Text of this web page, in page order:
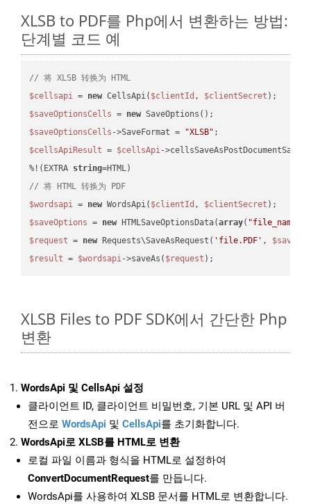
XLSB to PDF를 Php에서 변환하는 방법:
단계별 코드 예
// 将 XLSB 转换为 HTML
$cellsapi = new CellsApi( $clientId , $clientSecret
$saveOptionsCells = new
$saveOptionsCells ->SaveFormat = "XLSB"
$cellsApiResult = $cellsApi-
%!(EXTRA string
// 将 HTML 转换为 PDF
$wordsapi = new WordsApi( $clientId , $clientSecret
$saveOptions = new HTMLSaveOptionsData(array( "file_name"
$request = new Requests\SaveAsRequest( 'file.PDF' ,
$result = $wordsapi->saveAs( $request
XLSB Files to PDF SDK에서 간단한 Php
변환
WordsApi 및 CellsApi 설정
클라이언트 ID, 클라이언트 비밀번호, 기본 URL 및 API 버
전으로 WordsApi 및 CellsApi를 초기화합니다.
WordsApi로 XLSB를 HTML로 변환
로컬 파일 이름과 형식을 HTML로 설정하여
ConvertDocumentRequest를 만듭니다.
WordsApi를 사용하여 XLSB 문서를 HTML로 변환합니다.